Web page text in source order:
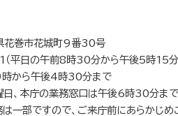
巻市花城町9番30号
平日の午前8時30分から午後5時15分
時から午後4時30分まで
日、本庁の業務窓口は午後6時30分まで
は一部ですので、ご来庁前にあらかじめ